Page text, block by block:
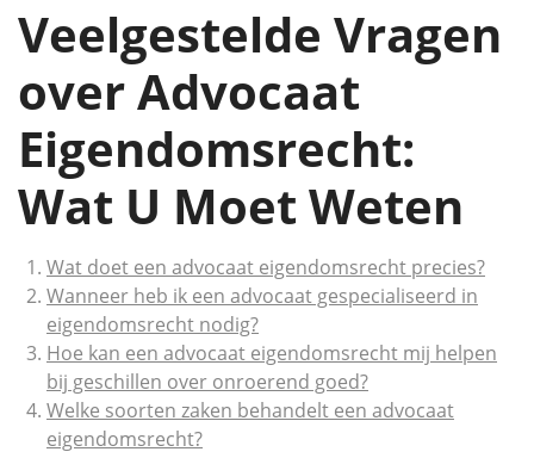
Veelgestelde Vragen
over Advocaat
Eigendomsrecht:
Wat U Moet Weten
Wat doet een advocaat eigendomsrecht precies?
Wanneer heb ik een advocaat gespecialiseerd in
eigendomsrecht nodig?
Hoe kan een advocaat eigendomsrecht mij helpen
bij geschillen over onroerend goed?
Welke soorten zaken behandelt een advocaat
eigendomsrecht?